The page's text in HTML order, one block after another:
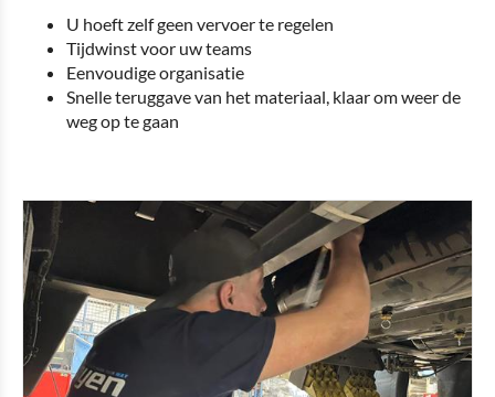
U hoeft zelf geen vervoer te regelen
Tijdwinst voor uw teams
Eenvoudige organisatie
Snelle teruggave van het materiaal, klaar om weer de
weg op te gaan